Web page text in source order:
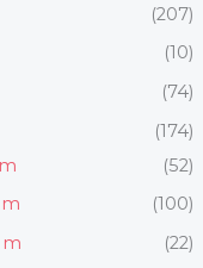
(207)
(10)
(74)
(174)
(52)
(100)
m
(22)